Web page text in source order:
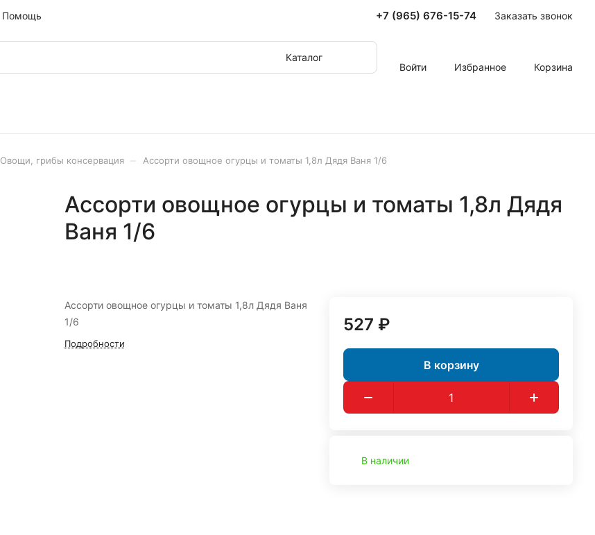
Помощь +7 (965) 676-15-74 Заказать звонок
Каталог
Войти
Избранное Корзина
Овощи, грибы консервация Ассорти овощное огурцы и томаты 1,8л Дядя Ваня 1/6
Ассорти овощное огурцы и томаты 1,8л Дядя
Ваня 1/6
Ассорти овощное огурцы и томаты 1,8л Дядя Ваня
1/6
Подробности
527 ₽
В корзину
В наличии